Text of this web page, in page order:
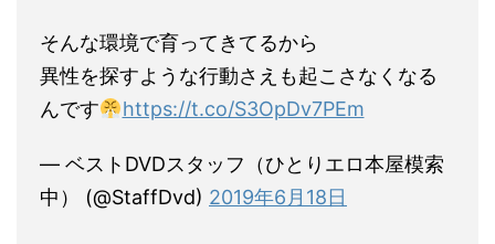
そんな環境で育ってきてるから
異性を探すような行動さえも起こさなくなる
んです
https://t.co/S3OpDv7PEm
— ベストDVDスタッフ（ひとりエロ本屋模索
中） (@StaffDvd) 2019年6月18日